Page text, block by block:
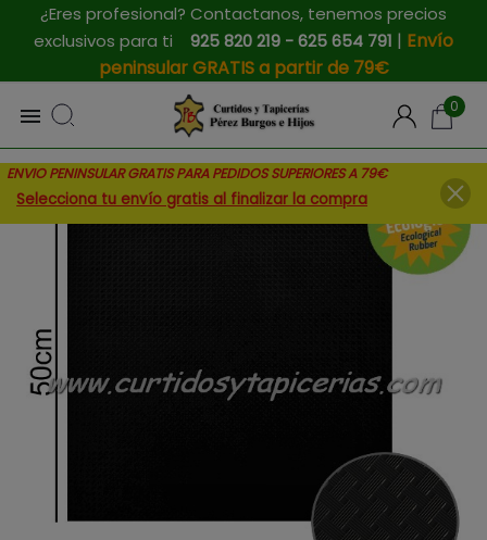
¿Eres profesional? Contactanos, tenemos precios
exclusivos para ti 925 820 219 - 625 654 791 | Envío
peninsular GRATIS a partir de 79€
 0
Selecciona tu envío gratis al finalizar la compra
ENVIO PENINSULAR GRATIS PARA PEDIDOS SUPERIORES A 79€